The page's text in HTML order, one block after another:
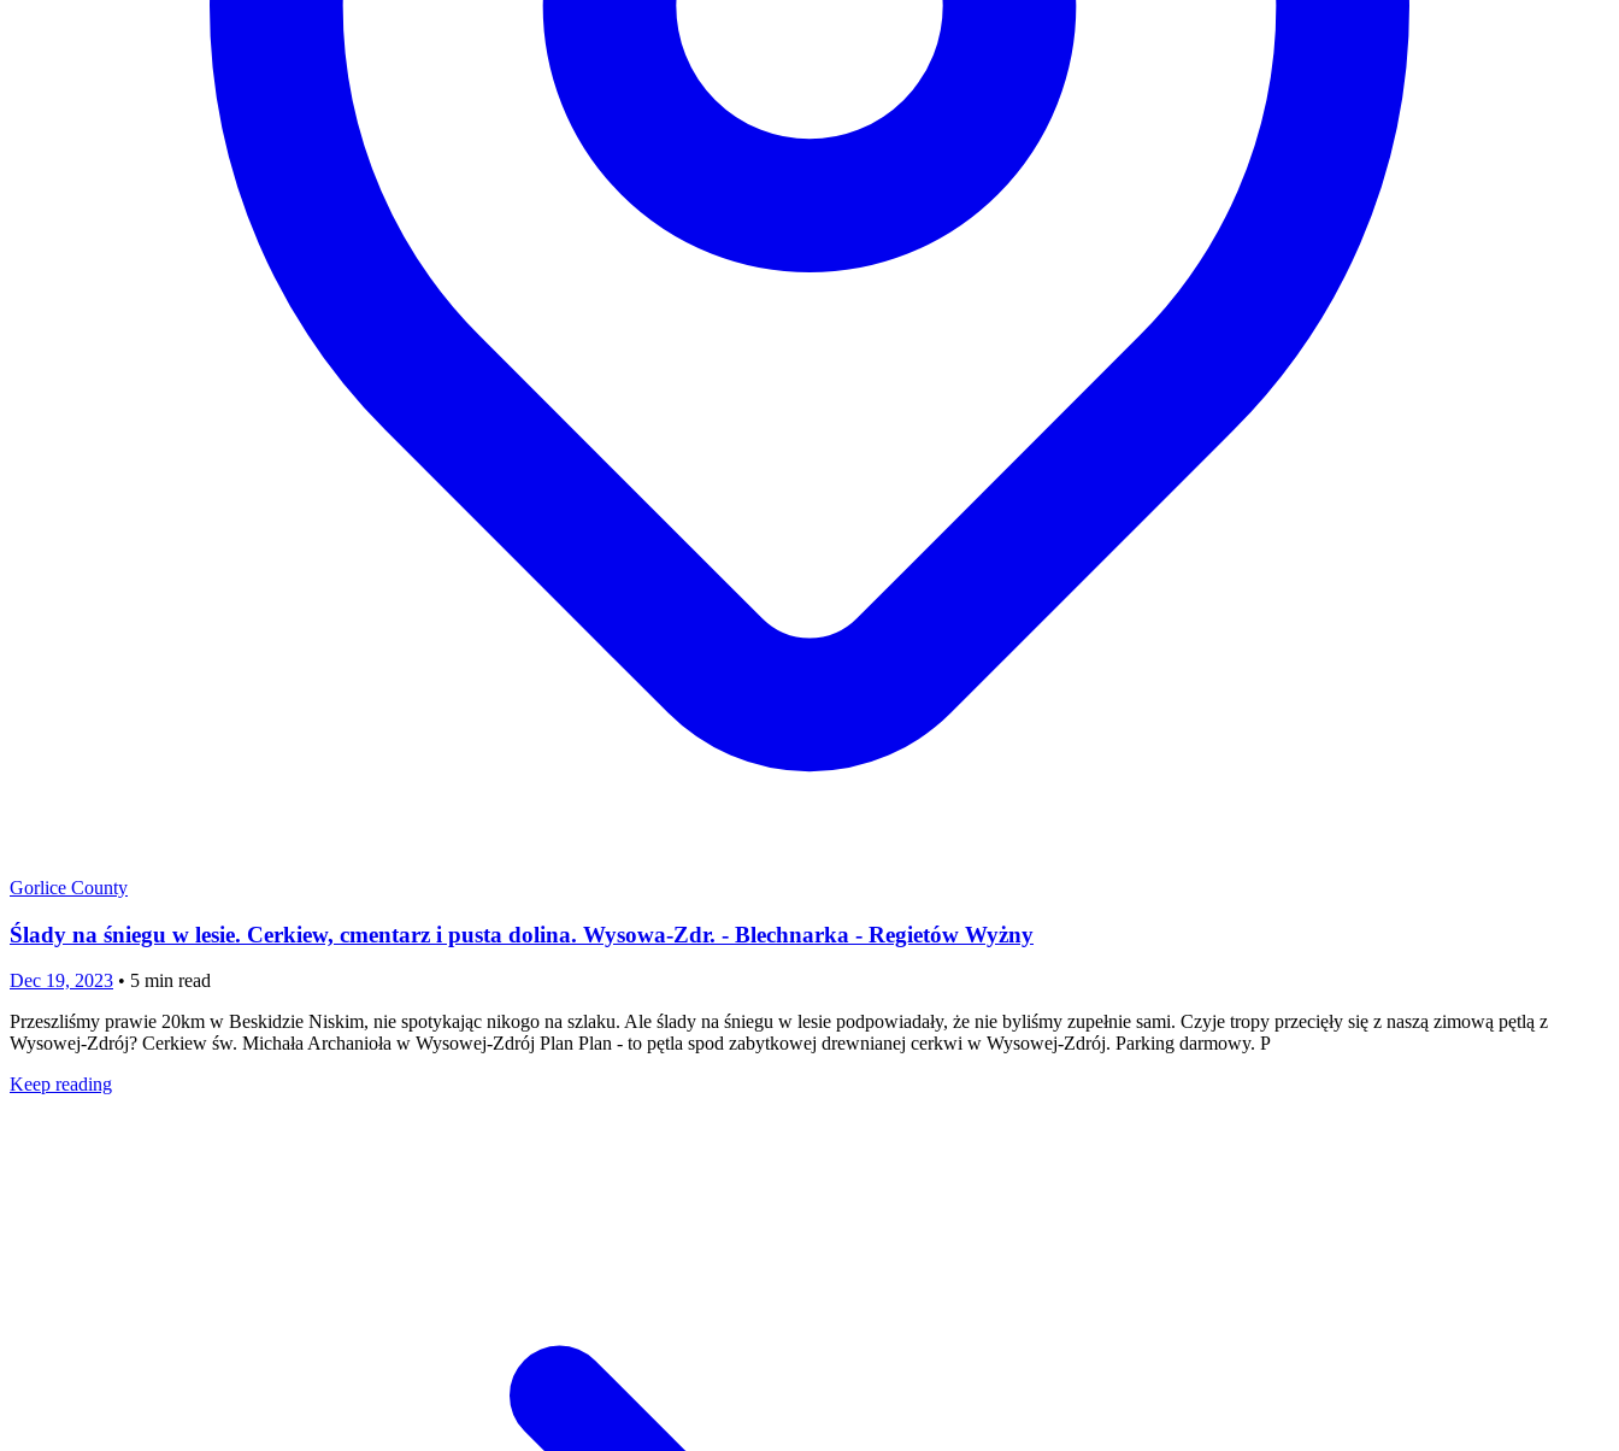
Gorlice County
Ślady na śniegu w lesie. Cerkiew, cmentarz i pusta dolina. Wysowa-Zdr. - Blechnarka - Regietów Wyżny
Dec 19, 2023 • 5 min read
Przeszliśmy prawie 20km w Beskidzie Niskim, nie spotykając nikogo na szlaku. Ale ślady na śniegu w lesie podpowiadały, że nie byliśmy zupełnie sami. Czyje tropy przecięły się z naszą zimową pętlą z
Wysowej-Zdrój? Cerkiew św. Michała Archanioła w Wysowej-Zdrój Plan Plan - to pętla spod zabytkowej drewnianej cerkwi w Wysowej-Zdrój. Parking darmowy. P
Keep reading